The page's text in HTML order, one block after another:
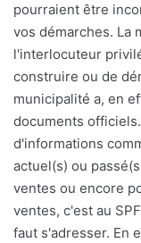
pourraient être
vos démarches. La
l'interlocuteur
construire ou de
municipalité a, en
documents
d'informations
actuel(s) ou
ventes ou encore
ventes, c'est au
faut s'adresser. En